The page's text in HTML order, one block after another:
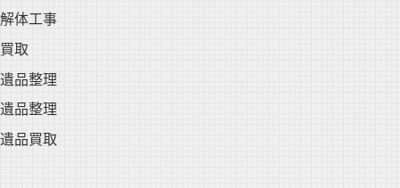
解体工事
買取
遺品整理
遺品整理
遺品買取